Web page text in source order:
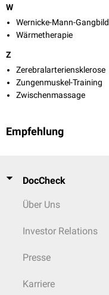
W
Wernicke-Mann-Gangbild
Wärmetherapie
Z
Zerebralarteriensklerose
Zungenmuskel-Training
Zwischenmassage
Empfehlung
DocCheck
Über Uns
Investor Relations
Presse
Karriere